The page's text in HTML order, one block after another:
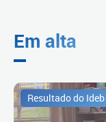
Em alta
Resultado do Ideb